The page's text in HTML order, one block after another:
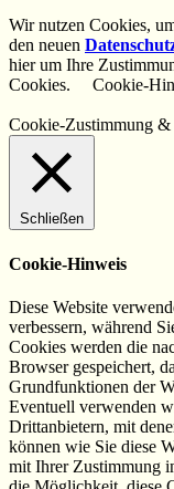
Wir nutzen Cookies,
den neuen
hier um Ihre
Cookies.
Cookie-
Cookie-Zustimmung &
Schließen
Cookie-Hinweis
Diese Website
verbessern, während
Cookies werden die
Browser gespeichert,
Grundfunktionen der
Eventuell verwenden
Drittanbietern, mit
können wie Sie diese
mit Ihrer Zustimmung